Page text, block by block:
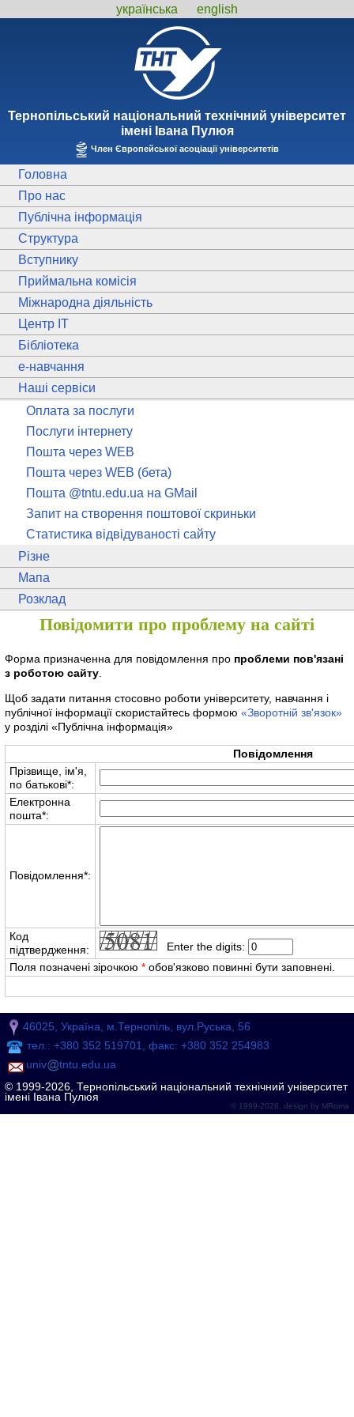
українська english
Тернопiльський національний технiчний унiверситет
iменi Iвана Пулюя
Член Європейської асоціації університетів
Головна
Про нас
Публічна інформація
Структура
Вступнику
Приймальна комісія
Міжнародна діяльність
Центр ІТ
Бібліотека
e-навчання
Наші сервіси
Оплата за послуги
Послуги інтернету
Пошта через WEB
Пошта через WEB (бета)
Пошта @tntu.edu.ua на GMail
Запит на створення поштової скриньки
Статистика відвідуваності сайту
Різне
Мапа
Розклад
Повідомити про проблему на сайті
Форма призначенна для повідомлення про проблеми пов'язані
з роботою сайту
Щоб задати питання стосовно роботи університету, навчання і
публічної інформації скористайтесь формою «Зворотній зв'язок»
у розділі «Публічна інформація»
Повідомлення
Прізвище, ім'я,
по батькові*:
Електронна
пошта*:
Повідомлення*:
Код
підтвердження:
Enter the digits:
Поля позначені зірочкою * обов'язково повинні бути заповнені.
46025, Україна, м.Тернопіль, вул.Руська, 56
тел.: +380 352 519701, факс: +380 352 254983
univ
tntu.edu.ua
© 1999-2026, Тернопільський національний технічний університет
імені Івана Пулюя
© 1999-2026, design by MRoma